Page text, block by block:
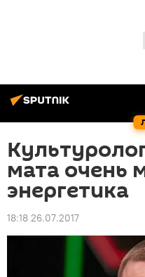
мата очень
энергетика
18:18 26.07.2017